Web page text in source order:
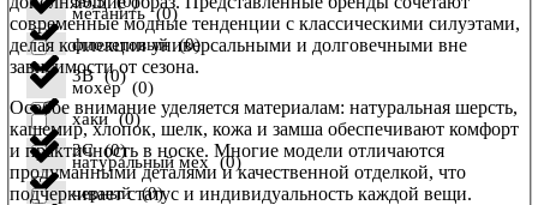
3B (0)
3C (0)
фиолетовый (0)
хаки (0)
черный (0)
метанить (0)
мохер (0)
натуральный мех (0)
современные модные тенденции с классическими силуэтами,
делая коллекции универсальными и долговечными вне
зависимости от сезона.
Особое внимание уделяется материалам: натуральная шерсть,
кашемир, хлопок, шелк, кожа и замша обеспечивают комфорт
и практичность в носке. Многие модели отличаются
продуманными деталями и качественной отделкой, что
подчеркивает статус и индивидуальность каждой вещи.